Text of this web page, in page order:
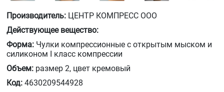
Производитель: ЦЕНТР КОМПРЕСС ООО
Действующее вещество:
Форма: Чулки компрессионные с открытым мыском и
силиконом I класс компрессии
Объем: размер 2, цвет кремовый
Код: 4630209544928